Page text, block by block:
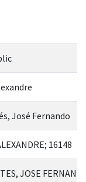
José Fernando
16148
JOSE